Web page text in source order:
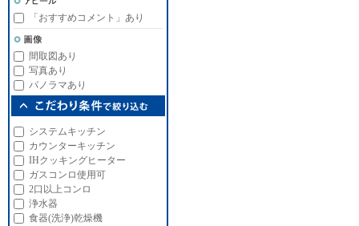
「おすすめコメント」あり
間取図あり
写真あり
パノラマあり
システムキッチン
カウンターキッチン
IHクッキングヒーター
ガスコンロ使用可
2口以上コンロ
浄水器
食器(洗浄)乾燥機